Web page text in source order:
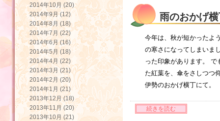
雨のおかげ
今年は、秋が短かったよ
の寒さになってしまいま
った印象があります。
た紅葉を、傘をさしつつ
伊勢のおかげ横丁にて。
続きを読む
2014年10月 (20)
2014年9月 (12)
2014年8月 (18)
2014年7月 (22)
2014年6月 (16)
2014年5月 (18)
2014年4月 (22)
2014年3月 (21)
2014年2月 (20)
2014年1月 (21)
2013年12月 (18)
2013年11月 (20)
2013年10月 (21)